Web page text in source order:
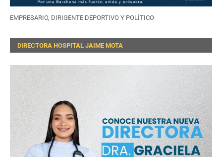
EMPRESARIO, DIRIGENTE DEPORTIVO Y POLÍTICO
DIRECTORA HOSPITAL JAIME MOTA